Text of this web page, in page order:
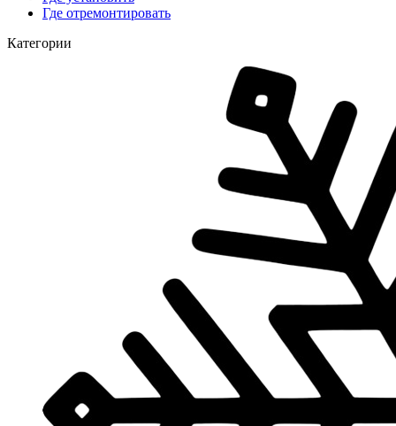
Где отремонтировать
Категории